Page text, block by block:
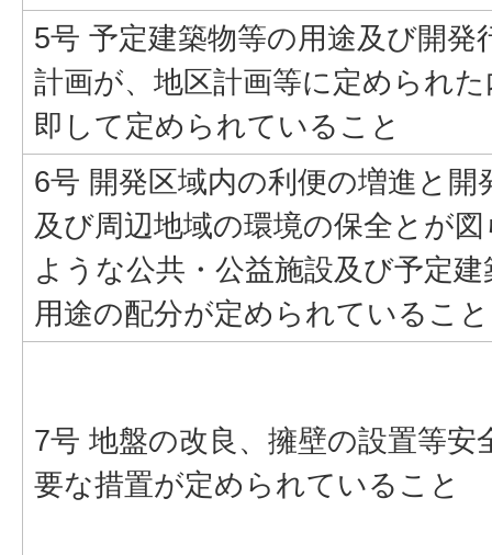
5号 予定建築物等の用途及び開発
計画が、地区計画等に定められ
即して定められていること
6号 開発区域内の利便の増進と開
及び周辺地域の環境の保全とが
ような公共・公益施設及び予定建
用途の配分が定められていること
7号 地盤の改良、擁壁の設置等安
要な措置が定められていること